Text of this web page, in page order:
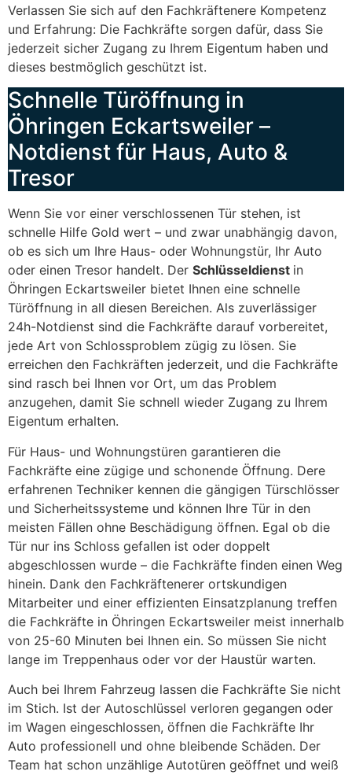
Verlassen Sie sich auf den Fachkräftenere Kompetenz
und Erfahrung: Die Fachkräfte sorgen dafür, dass Sie
jederzeit sicher Zugang zu Ihrem Eigentum haben und
dieses bestmöglich geschützt ist.
Schnelle Türöffnung in
Öhringen Eckartsweiler –
Notdienst für Haus, Auto &
Tresor
Wenn Sie vor einer verschlossenen Tür stehen, ist
schnelle Hilfe Gold wert – und zwar unabhängig davon,
ob es sich um Ihre Haus- oder Wohnungstür, Ihr Auto
oder einen Tresor handelt. Der Schlüsseldienst in
Öhringen Eckartsweiler bietet Ihnen eine schnelle
Türöffnung in all diesen Bereichen. Als zuverlässiger
24h-Notdienst sind die Fachkräfte darauf vorbereitet,
jede Art von Schlossproblem zügig zu lösen. Sie
erreichen den Fachkräften jederzeit, und die Fachkräfte
sind rasch bei Ihnen vor Ort, um das Problem
anzugehen, damit Sie schnell wieder Zugang zu Ihrem
Eigentum erhalten.
Für Haus- und Wohnungstüren garantieren die
Fachkräfte eine zügige und schonende Öffnung. Dere
erfahrenen Techniker kennen die gängigen Türschlösser
und Sicherheitssysteme und können Ihre Tür in den
meisten Fällen ohne Beschädigung öffnen. Egal ob die
Tür nur ins Schloss gefallen ist oder doppelt
abgeschlossen wurde – die Fachkräfte finden einen Weg
hinein. Dank den Fachkräftenerer ortskundigen
Mitarbeiter und einer effizienten Einsatzplanung treffen
die Fachkräfte in Öhringen Eckartsweiler meist innerhalb
von 25-60 Minuten bei Ihnen ein. So müssen Sie nicht
lange im Treppenhaus oder vor der Haustür warten.
Auch bei Ihrem Fahrzeug lassen die Fachkräfte Sie nicht
im Stich. Ist der Autoschlüssel verloren gegangen oder
im Wagen eingeschlossen, öffnen die Fachkräfte Ihr
Auto professionell und ohne bleibende Schäden. Der
Team hat schon unzählige Autotüren geöffnet und weiß